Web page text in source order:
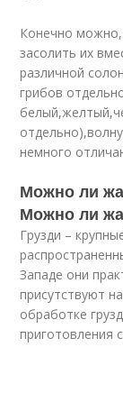
Конечно можно,
засолить их
различной
грибов
немного
Можно ли
Можно ли
Грузди –
Западе они
присутствуют
обработке
приготовления